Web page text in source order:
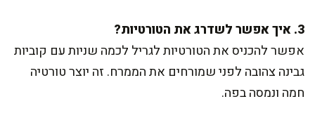
3. איך אפשר לשדרג את הטורטיות?
אפשר להכניס את הטורטיות לגריל לכמה שניות עם קוביות
גבינה צהובה לפני שמורחים את הממרח. זה יוצר טורטיה
חמה ונמסה בפה.